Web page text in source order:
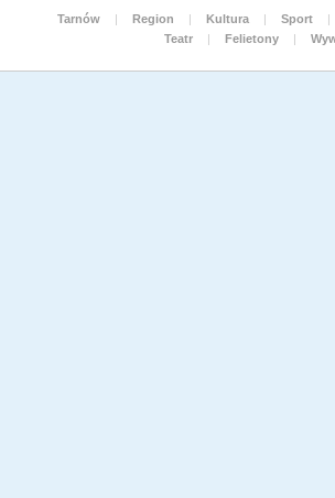
Tarnów | Region | Kultura | Sport
|
Teatr
| Felietony |